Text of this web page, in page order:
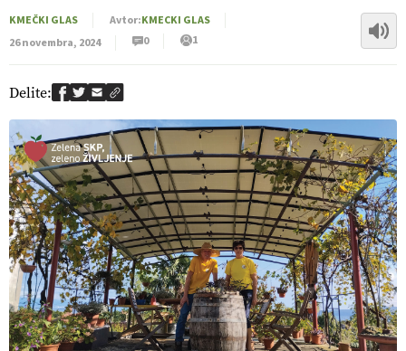
KMEČKI GLAS Avtor:KMECKI GLAS
26 novembra, 2024
0 1
Delite: